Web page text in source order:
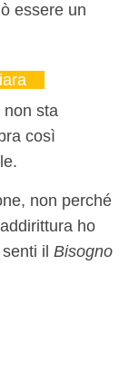
essere un
non sta
così
non perché
ho
il Bisogno